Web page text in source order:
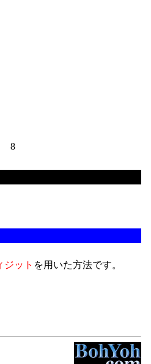
8
ジット を用いた方法です。